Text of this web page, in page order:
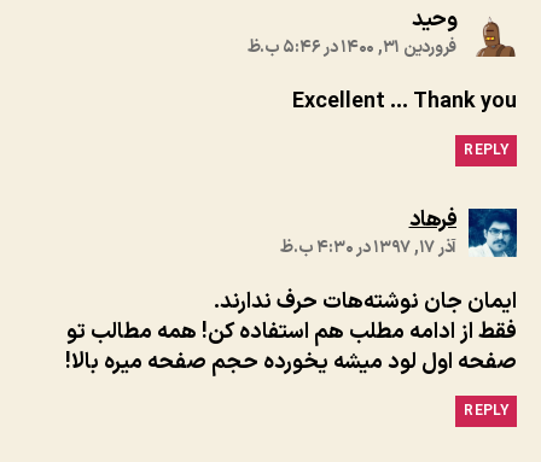
وحید
:
فروردین ۳۱, ۱۴۰۰ در ۵:۴۶ ب.ظ
Excellent … Thank you
REPLY
فرهاد:
آذر ۱۷, ۱۳۹۷ در ۴:۳۰ ب.ظ
ایمان جان نوشته‌هات حرف ندارند.
فقط از ادامه مطلب هم استفاده کن! همه مطالب تو
صفحه اول لود میشه یخورده حجم صفحه میره بالا!
REPLY